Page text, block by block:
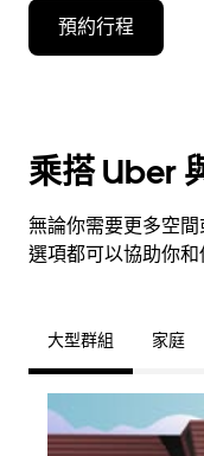
預約行程
乘搭 Uber
無論你需要更多空
選項都可以協助你
大型群組 家庭